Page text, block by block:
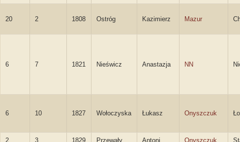
20 2 1808 Ostróg Kazimierz Mazur
6 7 1821 Nieświcz Anastazja NN
6 10 1827 Wołoczyska Łukasz Onyszczuk
2 3 1829 Przewały Antoni Onyszczuk